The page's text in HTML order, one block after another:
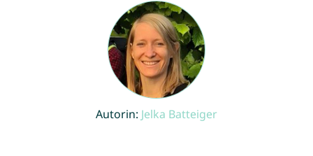
Autorin: Jelka Batteiger